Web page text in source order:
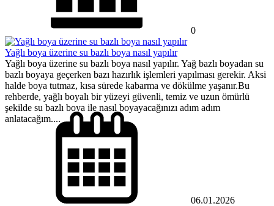
0
Yağlı boya üzerine su bazlı boya nasıl yapılır
Yağlı boya üzerine su bazlı boya nasıl yapılır. Yağ bazlı boyadan su
bazlı boyaya geçerken bazı hazırlık işlemleri yapılması gerekir. Aksi
halde boya tutmaz, kısa sürede kabarma ve dökülme yaşanır.Bu
rehberde, yağlı boyalı bir yüzeyi güvenli, temiz ve uzun ömürlü
şekilde su bazlı boya ile nasıl boyayacağınızı adım adım
anlatacağım....
06.01.2026